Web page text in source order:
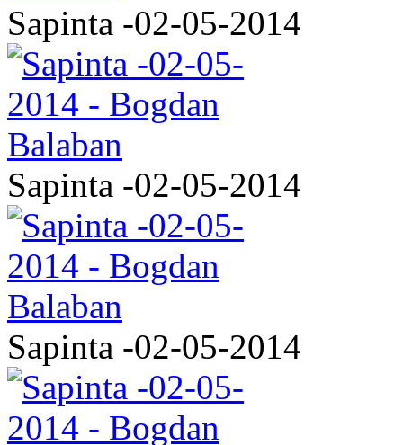
Sapinta -02-05-2014
Sapinta -02-05-2014
Sapinta -02-05-2014